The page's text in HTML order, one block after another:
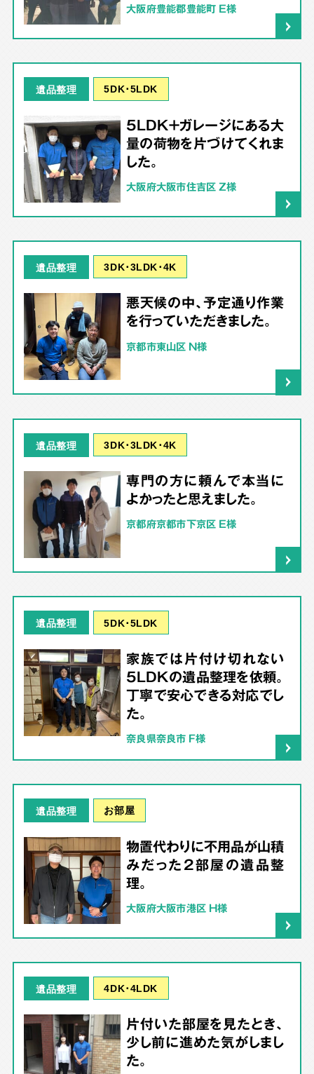
大阪府豊能郡豊能町 E様
遺品整理 5DK･5LDK
5LDK＋ガレージにある大
量の荷物を片づけてくれま
した。
大阪府大阪市住吉区 Z様
遺品整理 3DK･3LDK･4K
悪天候の中、予定通り作業
を行っていただきました。
京都市東山区 N様
遺品整理 3DK･3LDK･4K
専門の方に頼んで本当に
よかったと思えました。
京都府京都市下京区 E様
遺品整理 5DK･5LDK
家族では片付け切れない
5LDKの遺品整理を依頼。
丁寧で安心できる対応でし
た。
奈良県奈良市 F様
遺品整理 お部屋
物置代わりに不用品が山積
みだった2部屋の遺品整
理。
大阪府大阪市港区 H様
遺品整理 4DK･4LDK
片付いた部屋を見たとき、
少し前に進めた気がしまし
た。